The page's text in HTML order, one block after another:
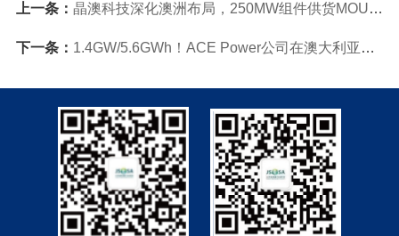
上一条： 晶澳科技深化澳洲布局，250MW组件供货MOU协议落地
下一条： 1.4GW/5.6GWh！ACE Power公司在澳大利亚昆士兰州部署电池储能项目获批